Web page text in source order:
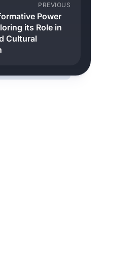
PREVIOUS
Power
its Role in
Cultural